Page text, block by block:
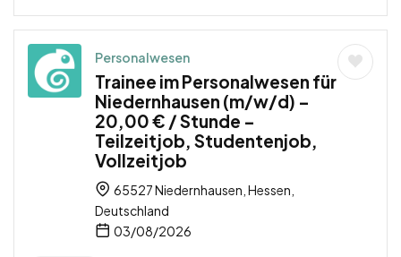
Personalwesen
Trainee im Personalwesen für
Niedernhausen (m/w/d) –
20,00 € / Stunde –
Teilzeitjob, Studentenjob,
Vollzeitjob
65527 Niedernhausen, Hessen,
Deutschland
03/08/2026